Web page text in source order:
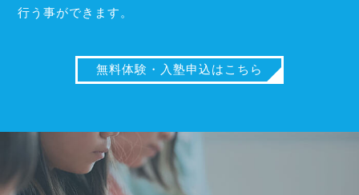
行う事ができます。
無料体験・入塾申込はこちら